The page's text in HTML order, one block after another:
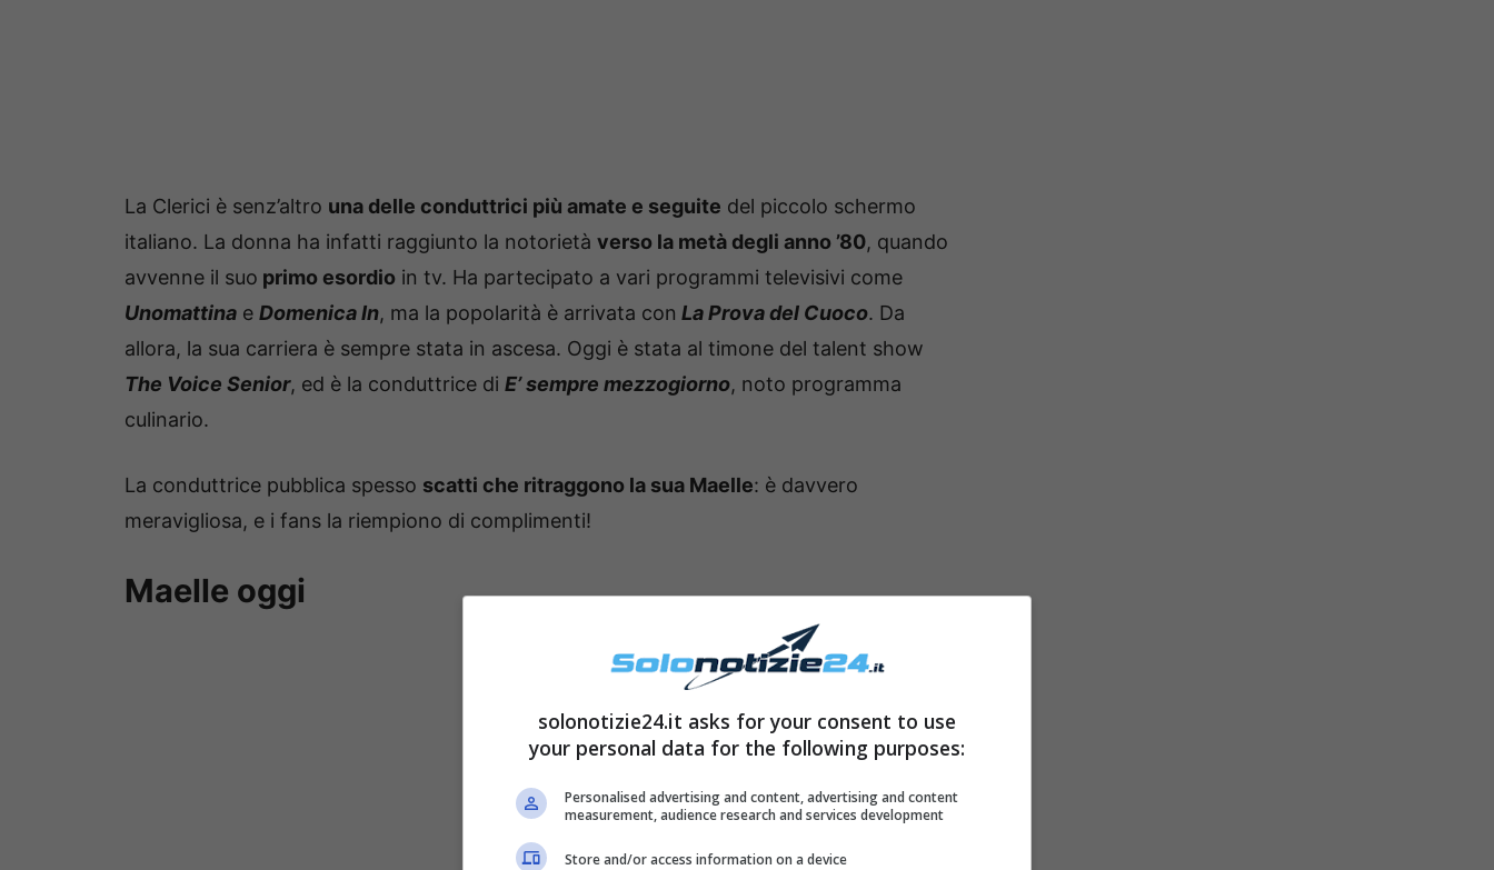
La Clerici è senz’altro una delle conduttrici più amate e seguite del piccolo schermo
italiano. La donna ha infatti raggiunto la notorietà verso la metà degli anno ’80, quando
avvenne il suo primo esordio in tv. Ha partecipato a vari programmi televisivi come
Unomattina e Domenica In, ma la popolarità è arrivata con La Prova del Cuoco. Da
allora, la sua carriera è sempre stata in ascesa. Oggi è stata al timone del talent show
The Voice Senior, ed è la conduttrice di E’ sempre mezzogiorno, noto programma
culinario.
La conduttrice pubblica spesso scatti che ritraggono la sua Maelle: è davvero
meravigliosa, e i fans la riempiono di complimenti!
Maelle oggi
solonotizie24.it asks for your consent to use
your personal data for the following purposes:
Personalised advertising and content, advertising and content
measurement, audience research and services development
Store and/or access information on a device